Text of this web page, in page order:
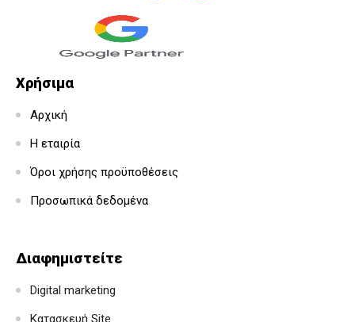
Χρήσιμα
Αρχική
Η εταιρία
Όροι χρήσης προϋποθέσεις
Προσωπικά δεδομένα
Διαφημιστείτε
Digital marketing
Κατασκευή Site